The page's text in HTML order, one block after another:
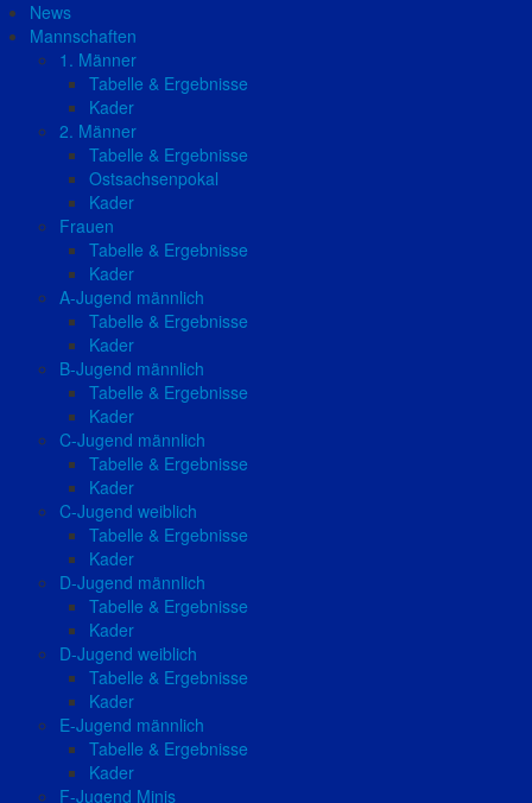
News
Mannschaften
1. Männer
Tabelle & Ergebnisse
Kader
2. Männer
Tabelle & Ergebnisse
Ostsachsenpokal
Kader
Frauen
Tabelle & Ergebnisse
Kader
A-Jugend männlich
Tabelle & Ergebnisse
Kader
B-Jugend männlich
Tabelle & Ergebnisse
Kader
C-Jugend männlich
Tabelle & Ergebnisse
Kader
C-Jugend weiblich
Tabelle & Ergebnisse
Kader
D-Jugend männlich
Tabelle & Ergebnisse
Kader
D-Jugend weiblich
Tabelle & Ergebnisse
Kader
E-Jugend männlich
Tabelle & Ergebnisse
Kader
F-Jugend Minis